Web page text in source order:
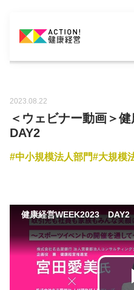
2023.08.22
＜ウェビナー動画＞
DAY2
中小規模法人部門 大規模